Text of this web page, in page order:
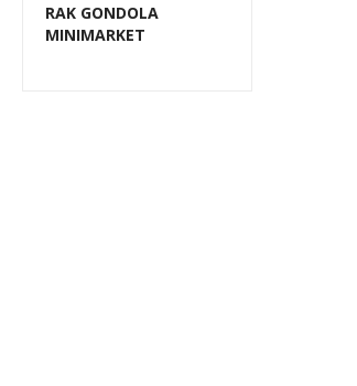
RAK GONDOLA
MINIMARKET